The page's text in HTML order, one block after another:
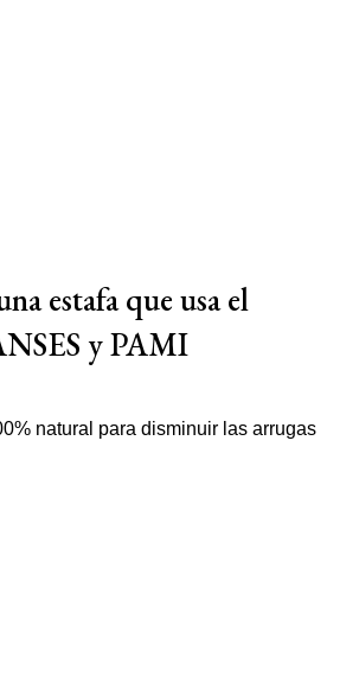
estafa que usa el
y PAMI